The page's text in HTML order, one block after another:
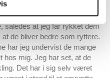
glad og positiv tilgang til
skubbe lidt til særligt
således at jeg får rykket dem
de bliver bedre som ryttere.
har jeg undervist de mange
hos mig. Jeg har set, at de
Det har i sig selv været